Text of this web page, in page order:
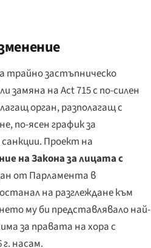
трайно застъпническо
замяна на Act 715 с по-силен
орган, разполагащ с
по-ясен график за
Проект на
на Закона за лицата с
от Парламента в
на разглеждане към
му би представлявало най-
за правата на хора с
насам.